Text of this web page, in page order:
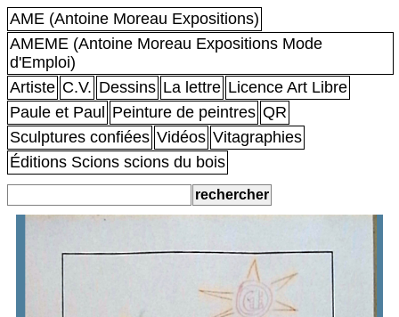
AME (Antoine Moreau Expositions)
AMEME (Antoine Moreau Expositions Mode
d'Emploi)
Artiste C.V. Dessins La lettre Licence Art Libre
Paule et Paul
Peinture de peintres QR
Sculptures confiées Vidéos Vitagraphies
Éditions Scions scions du bois